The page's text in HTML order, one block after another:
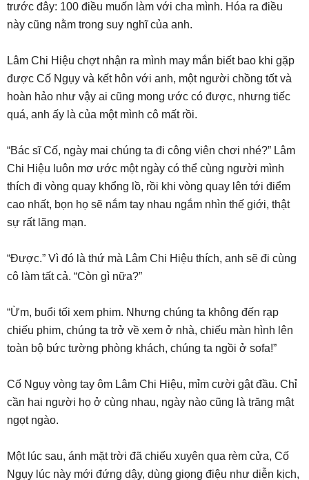
trước đây: 100 điều muốn làm với cha mình. Hóa ra điều
này cũng nằm trong suy nghĩ của anh.
Lâm Chi Hiệu chợt nhận ra mình may mắn biết bao khi gặp
được Cố Ngụy và kết hôn với anh, một người chồng tốt và
hoàn hảo như vậy ai cũng mong ước có được, nhưng tiếc
quá, anh ấy là của một mình cô mất rồi.
“Bác sĩ Cố, ngày mai chúng ta đi công viên chơi nhé?” Lâm
Chi Hiệu luôn mơ ước một ngày có thể cùng người mình
thích đi vòng quay khổng lồ, rồi khi vòng quay lên tới điểm
cao nhất, bọn họ sẽ nắm tay nhau ngắm nhìn thế giới, thật
sự rất lãng mạn.
“Được.” Vì đó là thứ mà Lâm Chi Hiệu thích, anh sẽ đi cùng
cô làm tất cả. “Còn gì nữa?”
“Ừm, buổi tối xem phim. Nhưng chúng ta không đến rạp
chiếu phim, chúng ta trở về xem ở nhà, chiếu màn hình lên
toàn bộ bức tường phòng khách, chúng ta ngồi ở sofa!”
Cố Ngụy vòng tay ôm Lâm Chi Hiệu, mỉm cười gật đầu. Chỉ
cần hai người họ ở cùng nhau, ngày nào cũng là trăng mật
ngọt ngào.
Một lúc sau, ánh mặt trời đã chiếu xuyên qua rèm cửa, Cố
Ngụy lúc này mới đứng dậy, dùng giọng điệu như diễn kịch,